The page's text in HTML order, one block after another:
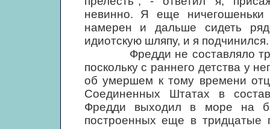
невинно. Я еще
намерен и дальше сидеть
идиотскую шляпу, и я
Фредди не составляло
поскольку с раннего детства у
об умершем к тому времени
Соединенных Штатах в
Фредди выходил в море на
построенных еще в тридцатые